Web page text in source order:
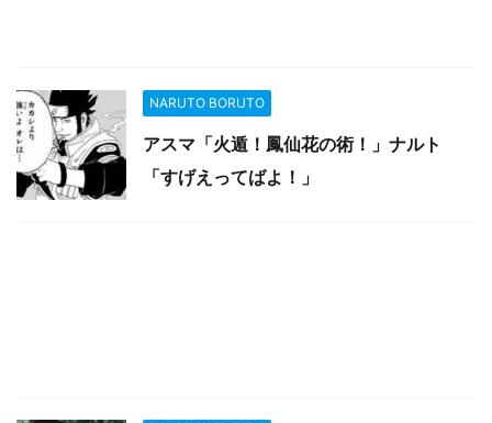
NARUTO BORUTO
アスマ「火遁！鳳仙花の術！」ナルト
「すげえってばよ！」